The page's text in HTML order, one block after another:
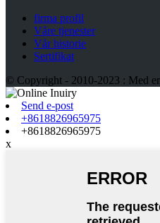
firma profil
Våre tjenester
Vår historie
Sertifikat
© Copyright - 2010-2023 : Med
Send e-post
+8618826965975
+8618826965975
x